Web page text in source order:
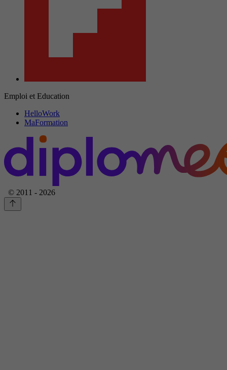
Emploi et Education
HelloWork
MaFormation
© 2011 - 2026